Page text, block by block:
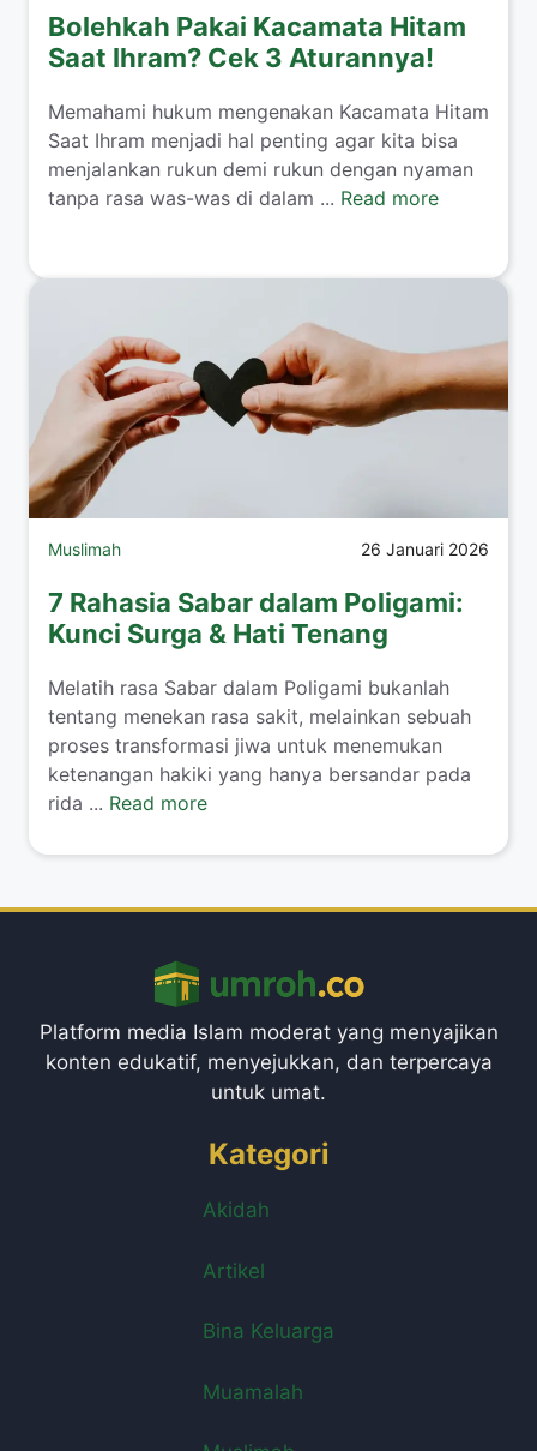
Bolehkah Pakai Kacamata Hitam
Saat Ihram? Cek 3 Aturannya!
​Memahami hukum mengenakan Kacamata Hitam
Saat Ihram menjadi hal penting agar kita bisa
menjalankan rukun demi rukun dengan nyaman
tanpa rasa was-was di dalam ... Read more
Muslimah 26 Januari 2026
7 Rahasia Sabar dalam Poligami:
Kunci Surga & Hati Tenang
​Melatih rasa Sabar dalam Poligami bukanlah
tentang menekan rasa sakit, melainkan sebuah
proses transformasi jiwa untuk menemukan
ketenangan hakiki yang hanya bersandar pada
rida ... Read more
Platform media Islam moderat yang menyajikan
konten edukatif, menyejukkan, dan terpercaya
untuk umat.
Kategori
Akidah
Artikel
Bina Keluarga
Muamalah